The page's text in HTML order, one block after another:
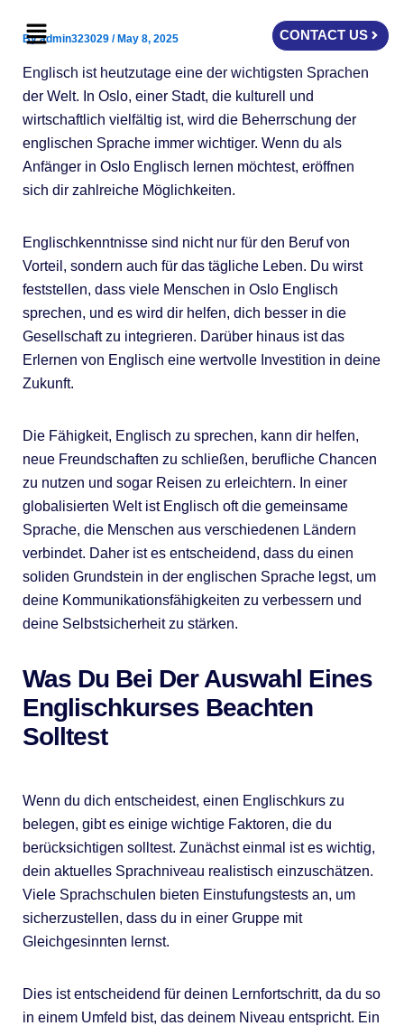
Menu CONTACT US
Byadmin323029 /May 8, 2025
Englisch ist heutzutage eine der wichtigsten Sprachen
der Welt. In Oslo, einer Stadt, die kulturell und
wirtschaftlich vielfältig ist, wird die Beherrschung der
englischen Sprache immer wichtiger. Wenn du als
Anfänger in Oslo Englisch lernen möchtest, eröffnen
sich dir zahlreiche Möglichkeiten.
Englischkenntnisse sind nicht nur für den Beruf von
Vorteil, sondern auch für das tägliche Leben. Du wirst
feststellen, dass viele Menschen in Oslo Englisch
sprechen, und es wird dir helfen, dich besser in die
Gesellschaft zu integrieren. Darüber hinaus ist das
Erlernen von Englisch eine wertvolle Investition in deine
Zukunft.
Die Fähigkeit, Englisch zu sprechen, kann dir helfen,
neue Freundschaften zu schließen, berufliche Chancen
zu nutzen und sogar Reisen zu erleichtern. In einer
globalisierten Welt ist Englisch oft die gemeinsame
Sprache, die Menschen aus verschiedenen Ländern
verbindet. Daher ist es entscheidend, dass du einen
soliden Grundstein in der englischen Sprache legst, um
deine Kommunikationsfähigkeiten zu verbessern und
deine Selbstsicherheit zu stärken.
Was Du Bei Der Auswahl Eines
Englischkurses Beachten
Solltest
Wenn du dich entscheidest, einen Englischkurs zu
belegen, gibt es einige wichtige Faktoren, die du
berücksichtigen solltest. Zunächst einmal ist es wichtig,
dein aktuelles Sprachniveau realistisch einzuschätzen.
Viele Sprachschulen bieten Einstufungstests an, um
sicherzustellen, dass du in einer Gruppe mit
Gleichgesinnten lernst.
Dies ist entscheidend für deinen Lernfortschritt, da du so
in einem Umfeld bist, das deinem Niveau entspricht. Ein